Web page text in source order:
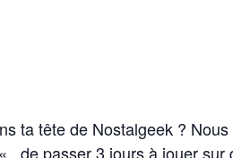
ta tête de Nostalgeek ?
« , de passer 3 jours à jouer sur